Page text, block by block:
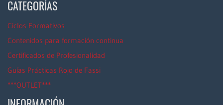
CATEGORÍAS
Ciclos Formativos
Contenidos para formación continua
Certificados de Profesionalidad
Guías Prácticas Rojo de Fassi
***OUTLET***